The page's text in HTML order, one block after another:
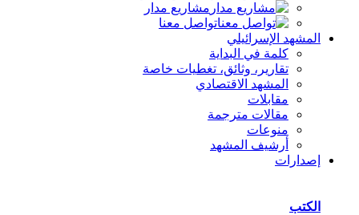
مشاريع مدار
تواصل معنا
المشهد الإسرائيلي
كلمة في البداية
تقارير، وثائق، تغطيات خاصة
المشهد الاقتصادي
مقابلات
مقالات مترجمة
منوعات
أرشيف المشهد
إصدارات
الكتب